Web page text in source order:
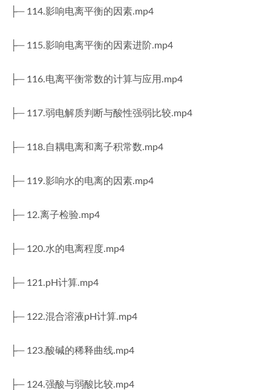
├─ 114.影响电离平衡的因素.mp4
├─ 115.影响电离平衡的因素进阶.mp4
├─ 116.电离平衡常数的计算与应用.mp4
├─ 117.弱电解质判断与酸性强弱比较.mp4
├─ 118.自耦电离和离子积常数.mp4
├─ 119.影响水的电离的因素.mp4
├─ 12.离子检验.mp4
├─ 120.水的电离程度.mp4
├─ 121.pH计算.mp4
├─ 122.混合溶液pH计算.mp4
├─ 123.酸碱的稀释曲线.mp4
├─ 124.强酸与弱酸比较.mp4